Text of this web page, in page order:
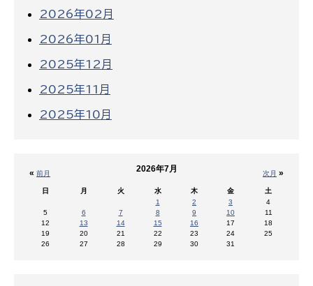
2026年02月
2026年01月
2025年12月
2025年11月
2025年10月
« 前月 次月 »
2026年7月
日 月 火 水 木 金
土
1
2 3
4
5
6 7 8 9 10
11
12
13 14 15 16 17
18
19
20 21 22 23 24
25
26
27 28 29 30 31